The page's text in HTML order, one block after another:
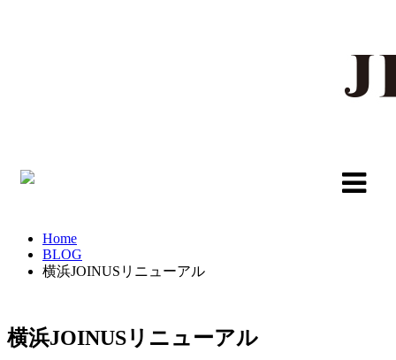
Home
BLOG
横浜JOINUSリニューアル
横浜JOINUSリニューアル